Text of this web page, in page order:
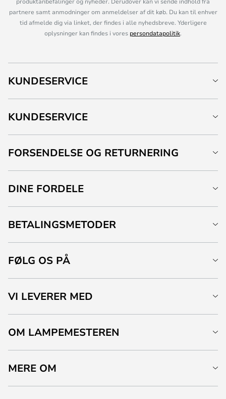
partnere samt anmodninger om anmeldelser af dit køb. Du kan til enhver
tid afmelde dig via linket, der findes i alle nyhedsbreve. Yderligere
oplysninger kan findes i vores persondatapolitik.
KUNDESERVICE
KUNDESERVICE
FORSENDELSE OG RETURNERING
DINE FORDELE
BETALINGSMETODER
FØLG OS PÅ
VI LEVERER MED
OM LAMPEMESTEREN
MERE OM